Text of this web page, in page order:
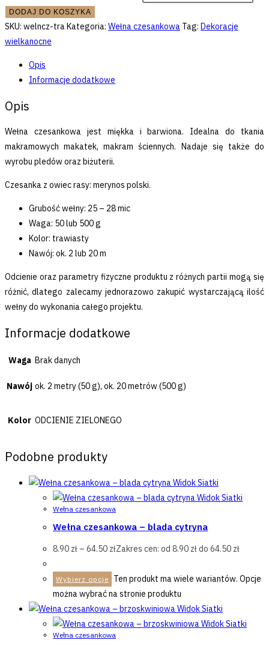
DODAJ DO KOSZYKA
SKU: welncz-traKategoria: Wełna czesankowa Tag: Dekoracje
wielkanocne
Opis
Informacje dodatkowe
Opis
Wełna czesankowa jest miękka i barwiona. Idealna do tkania
makramowych makatek, makram ściennych. Nadaje się także do
wyrobu pledów oraz biżuterii.
Czesanka z owiec rasy: merynos polski.
Grubość wełny: 25 – 28 mic
Waga: 50 lub 500 g
Kolor: trawiasty
Nawój: ok. 2 lub 20 m
Odcienie oraz parametry fizyczne produktu z różnych partii mogą się
różnić, dlatego zalecamy jednorazowo zakupić wystarczającą ilość
wełny do wykonania całego projektu.
Informacje dodatkowe
Waga Brak danych
Nawój ok. 2 metry (50 g), ok. 20 metrów (500 g)
Kolor ODCIENIE ZIELONEGO
Podobne produkty
Widok Siatki
Widok Siatki
Wełna czesankowa
Wełna czesankowa – blada cytryna
8.90 zł – 64.50 złZakres cen: od 8.90 zł do 64.50 zł
Wybierz opcje
Ten produkt ma wiele wariantów. Opcje
można wybrać na stronie produktu
Widok Siatki
Widok Siatki
Wełna czesankowa